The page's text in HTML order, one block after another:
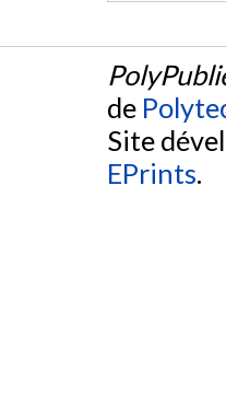
de
Site
EPrints.